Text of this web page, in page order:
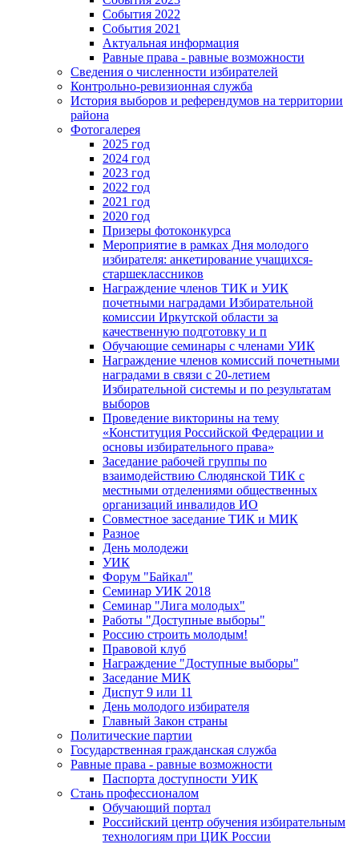
События 2022
События 2021
Актуальная информация
Равные права - равные возможности
Сведения о численности избирателей
Контрольно-ревизионная служба
История выборов и референдумов на территории
района
Фотогалерея
2025 год
2024 год
2023 год
2022 год
2021 год
2020 год
Призеры фотоконкурса
Мероприятие в рамках Дня молодого
избирателя: анкетирование учащихся-
старшеклассников
Награждение членов ТИК и УИК
почетными наградами Избирательной
комиссии Иркутской области за
качественную подготовку и п
Обучающие семинары с членами УИК
Награждение членов комиссий почетными
наградами в связи с 20-летием
Избирательной системы и по результатам
выборов
Проведение викторины на тему
«Конституция Российской Федерации и
основы избирательного права»
Заседание рабочей группы по
взаимодействию Слюдянской ТИК с
местными отделениями общественных
организаций инвалидов ИО
Совместное заседание ТИК и МИК
Разное
День молодежи
УИК
Форум "Байкал"
Семинар УИК 2018
Семинар "Лига молодых"
Работы "Доступные выборы"
Россию строить молодым!
Правовой клуб
Награждение "Доступные выборы"
Заседание МИК
Диспут 9 или 11
День молодого избирателя
Главный Закон страны
Политические партии
Государственная гражданская служба
Равные права - равные возможности
Паспорта доступности УИК
Стань профессионалом
Обучающий портал
Российский центр обучения избирательным
технологиям при ЦИК России